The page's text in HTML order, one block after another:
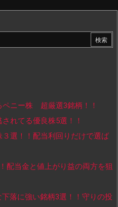
ペニー株 超厳選3銘柄！！
れてる優良株5選！！
３選！！配当利回りだけで選ば
配当金と値上がり益の両方を狙
下落に強い銘柄3選！！守りの投